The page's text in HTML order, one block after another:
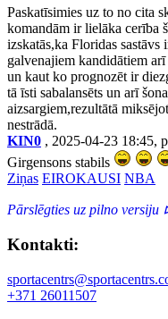
Paskatīsimies uz to no cita
komandām ir lielāka cerība
izskatās,ka Floridas
galvenajiem kandidātiem
un kaut ko prognozēt ir
tā īsti sabalansēts un arī
aizsargiem,rezultātā
nestrādā.
KIN0 , 2025-04-23 18:45,
Girgensons stabils
Ziņas EIROKAUSI NBA
Pārslēgties uz pilno versiju
Kontakti:
+371 26011507